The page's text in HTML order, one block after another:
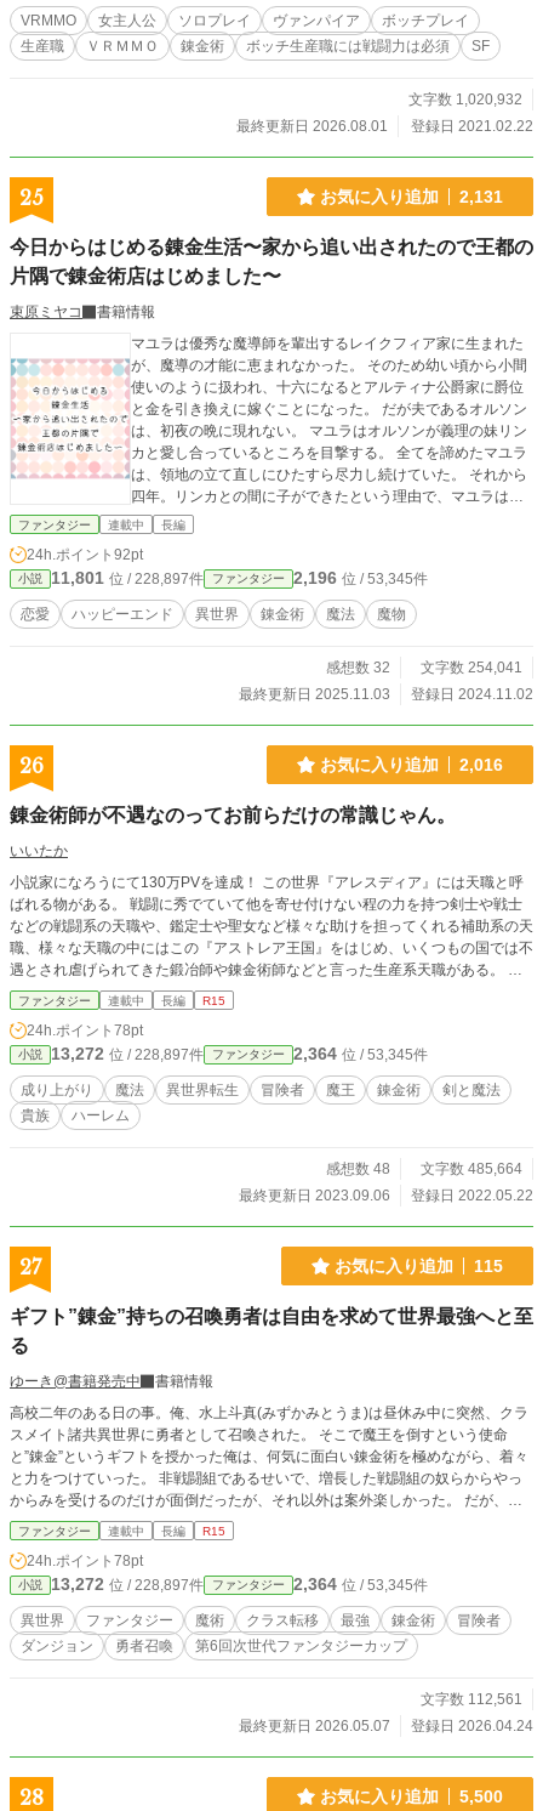
だあって、引きこもりつつストーリーの重要クエストをクリアしていくようにな
る。 それも、ソロプレイで。 タイトルの副題はそのうち回収します。さすがに
序盤で引きこもりも暗躍も出来ないですからね。 また、この作品は話の進行速
の方が先行して更新されています。※忘れていなければ、カクヨムでの更新の翌
ません。 そう言った描写が無い訳ではありませんが、そう言った部分はこの作
品のコンセプトから外れるため、説明のみになる可能性が高いです。 あくまで
暗躍であり、暗殺ではありません。 いえ、暗殺が無い訳ではありませんけど、
それがメインになることは確実に無いです。 ※一部登場人物の名前を変更しま
した（話の内容に影響はありません）
VRMMO 女主人公 ソロプレイ ヴァンパイア
ボッチプレイ
生産職
ＶＲＭＭＯ 錬金術 ボッチ生産職には戦闘力は必須 SF
文字数 1,020,932
最終更新日 2026.08.01
登録日 2021.02.22
25 お気に入り追加 2,131
今日からはじめる錬金生活〜家から追い出されたので王都の
片隅で錬金術店はじめました〜
束原ミヤコ
書籍情報
マユラは優秀な魔導師を輩出するレイクフィア家に生まれた
が、魔導の才能に恵まれなかった。 そのため幼い頃から小間
使いのように扱われ、十六になるとアルティナ公爵家に爵位
と金を引き換えに嫁ぐことになった。 だが夫であるオルソン
は、初夜の晩に現れない。 マユラはオルソンが義理の妹リン
カと愛し合っているところを目撃する。 全てを諦めたマユラ
は、領地の立て直しにひたすら尽力し続けていた。 それから
四年。リンカとの間に子ができたという理由で、マユラは離
縁を言い渡される。 マユラは喜び勇んで家を出た。今日から
が、物作りは好きだ。商才も少しはある。 マユラは王都の片
隅で、錬金術店を営むことにした。 これは、マユラが偉大な
錬金術師になるまでの、初めの一歩の話──。
ファンタジー 連載中 長編
24h.ポイント 92pt
小説 11,801 位 / 228,897件 ファンタジー 2,196 位 / 53,345件
恋愛 ハッピーエンド 異世界 錬金術 魔法 魔物
感想数 32
文字数 254,041
最終更新日 2025.11.03
登録日 2024.11.02
26 お気に入り追加 2,016
錬金術師が不遇なのってお前らだけの常識じゃん。
いいたか
小説家になろうにて130万PVを達成！ この世界『アレスディア』には天職と呼
ばれる物がある。 戦闘に秀でていて他を寄せ付けない程の力を持つ剣士や戦士
などの戦闘系の天職や、鑑定士や聖女など様々な助けを担ってくれる補助系の天
職、様々な天職の中にはこの『アストレア王国』をはじめ、いくつもの国では不
遇とされ虐げられてきた鍛冶師や錬金術師などと言った生産系天職がある。 こ
れは、そんな『アストレア王国』で不遇な天職を賜ってしまった違う世界『地
球』の前世の記憶を蘇らせてしまった一人の少年の物語である。 彼の行く先は
天国か？それとも...？ 誤字報告は訂正後削除させていただきます。ありがとうご
ざいます。 小説家になろう、カクヨム、アルファポリスで連載中！ 現在アルフ
ァポリス版は5話まで改稿中です。
ファンタジー 連載中 長編 R15
24h.ポイント 78pt
小説 13,272 位 / 228,897件 ファンタジー 2,364 位 / 53,345件
成り上がり 魔法 異世界転生 冒険者 魔王 錬金術
剣と魔法
貴族
ハーレム
感想数 48
文字数 485,664
最終更新日 2023.09.06
登録日 2022.05.22
27 お気に入り追加 115
ギフト”錬金”持ちの召喚勇者は自由を求めて世界最強へと至
る
ゆーき@書籍発売中
書籍情報
高校二年のある日の事。俺、水上斗真(みずかみとうま)は昼休み中に突然、クラ
スメイト諸共異世界に勇者として召喚された。 そこで魔王を倒すという使命
と”錬金”というギフトを授かった俺は、何気に面白い錬金術を極めながら、着々
と力をつけていった。 非戦闘組であるせいで、増長した戦闘組の奴らからやっ
からみを受けるのだけが面倒だったが、それ以外は案外楽しかった。 だが、国
の思惑を知ってしまった事で、俺の運命は大きく変わる事となる。 これは自由
を求めて、やがて世界最強となる錬金術師の物語。
ファンタジー 連載中 長編 R15
24h.ポイント 78pt
小説 13,272 位 / 228,897件 ファンタジー 2,364 位 / 53,345件
異世界 ファンタジー 魔術 クラス転移 最強 錬金術
冒険者
ダンジョン
勇者召喚 第6回次世代ファンタジーカップ
文字数 112,561
最終更新日 2026.05.07
登録日 2026.04.24
28 お気に入り追加 5,500